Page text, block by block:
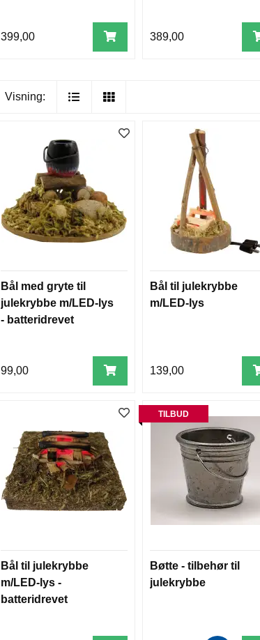
399,00 389,00
Visning:
Bål med gryte til
julekrybbe m/LED-lys
- batteridrevet
99,00
Bål til julekrybbe
m/LED-lys
139,00
Bål til julekrybbe
m/LED-lys -
batteridrevet
TILBUD
Bøtte - tilbehør til
julekrybbe